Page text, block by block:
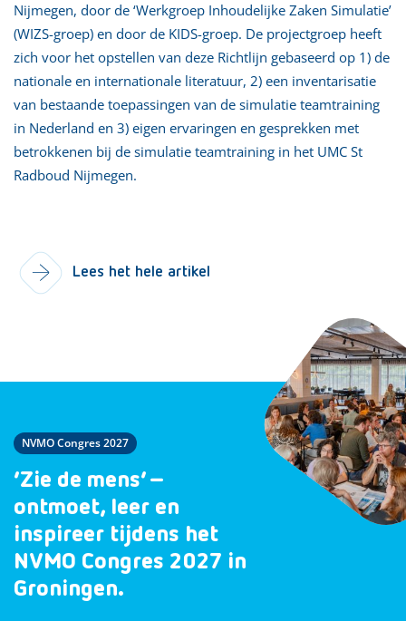
Nijmegen, door de ‘Werkgroep Inhoudelijke Zaken Simulatie’
(WIZS-groep) en door de KIDS-groep. De projectgroep heeft
zich voor het opstellen van deze Richtlijn gebaseerd op 1) de
nationale en internationale literatuur, 2) een inventarisatie
van bestaande toepassingen van de simulatie teamtraining
in Nederland en 3) eigen ervaringen en gesprekken met
betrokkenen bij de simulatie teamtraining in het UMC St
Radboud Nijmegen.
Lees het hele artikel
NVMO Congres 2027
‘Zie de mens’ –
ontmoet, leer en
inspireer tijdens het
NVMO Congres 2027 in
Groningen.